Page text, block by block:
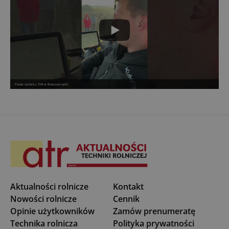
Pokaz systemu TIM w Braszowicach!
Aktualności rolnicze
Nowości rolnicze
Opinie użytkowników
Technika rolnicza
Kontakt
Cennik
Zamów prenumeratę
Polityka prywatności